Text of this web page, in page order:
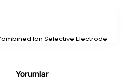
Ion Selective Electrode
Yorumlar